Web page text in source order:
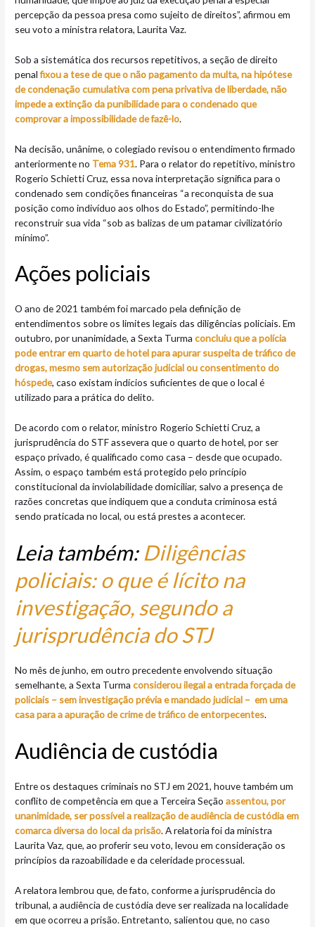
percepção da pessoa presa como sujeito de direitos”, afirmou em
seu voto a ministra relatora, Laurita Vaz.
Sob a sistemática dos recursos repetitivos, a seção de direito
penalfixou a tese de que o não pagamento da multa, na hipótese
de condenação cumulativa com pena privativa de liberdade, não
impede a extinção da punibilidade para o condenado que
comprovar a impossibilidade de fazê-lo.
Na decisão, unânime, o colegiado revisou o entendimento firmado
anteriormente no Tema 931. Para o relator do repetitivo, ministro
Rogerio Schietti Cruz, essa nova interpretação significa para o
condenado sem condições financeiras “a reconquista de sua
posição como indivíduo aos olhos do Estado”, permitindo-lhe
reconstruir sua vida “sob as balizas de um patamar civilizatório
mínimo”.
Ações policiais
O ano de 2021 também foi marcado pela definição de
entendimentos sobre os limites legais das diligências policiais. Em
outubro, por unanimidade, a Sexta Turmaconcluiu que a polícia
pode entrar em quarto de hotel para apurar suspeita de tráfico de
drogas, mesmo sem autorização judicial ou consentimento do
hóspede, caso existam indícios suficientes de que o local é
utilizado para a prática do delito.
De acordo com o relator, ministro Rogerio Schietti Cruz, a
jurisprudência do STF assevera que o quarto de hotel, por ser
espaço privado, é qualificado como casa – desde que ocupado.
Assim, o espaço também está protegido pelo princípio
constitucional da inviolabilidade domiciliar, salvo a presença de
razões concretas que indiquem que a conduta criminosa está
sendo praticada no local, ou está prestes a acontecer.
Leia também: Diligências
policiais: o que é lícito na
investigação, segundo a
jurisprudência do STJ
No mês de junho, em outro precedente envolvendo situação
semelhante, a Sexta Turmaconsiderou ilegal a entrada forçada de
policiais – sem investigação prévia e mandado judicial – em uma
casa para a apuração de crime de tráfico de entorpecentes.
Audiência de custódia
Entre os destaques criminais no STJ em 2021, houve também um
conflito de competência em que a Terceira Seçãoassentou, por
unanimidade, ser possível a realização de audiência de custódia em
comarca diversa do local da prisão. A relatoria foi da ministra
Laurita Vaz, que, ao proferir seu voto, levou em consideração os
princípios da razoabilidade e da celeridade processual.
A relatora lembrou que, de fato, conforme a jurisprudência do
tribunal, a audiência de custódia deve ser realizada na localidade
em que ocorreu a prisão. Entretanto, salientou que, no caso